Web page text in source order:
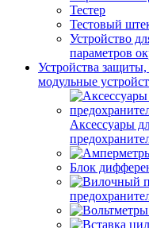
Тестер
Тестовый
Устройство
параметров
Устройства
модульные
Аксессуары
Блок